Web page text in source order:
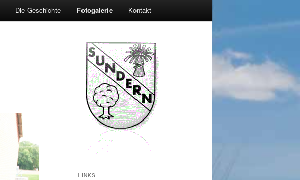
Die Geschichte Fotogalerie Kontakt
LINKS